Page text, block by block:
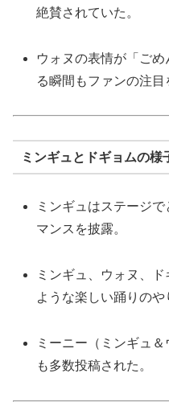
絶賛されていた。
ウォヌの表情が「ご
る瞬間もファンの注目
ミンギュとドギョムの様
ミンギュはステージ
マンスを披露。
ミンギュ、ウォヌ、
ような楽しい踊りのや
ミーニー（ミンギュ
も多数投稿された。